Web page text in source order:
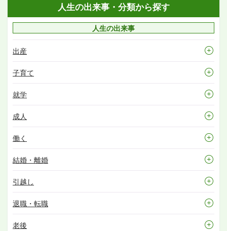
人生の出来事・分類から探す
人生の出来事
出産
子育て
就学
成人
働く
結婚・離婚
引越し
退職・転職
老後